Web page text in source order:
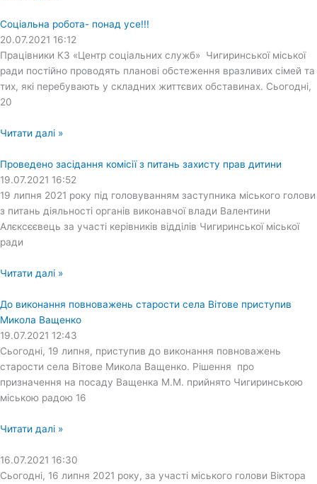
Соціальна робота- понад усе!!!
20.07.2021 16:12
Працівники КЗ «Центр соціальних служб» Чигиринської міської
ради постійно проводять планові обстеження вразливих сімей та
тих, які перебувають у складних життєвих обставинах. Сьогодні,
20
Читати далі »
Проведено засідання комісії з питань захисту прав дитини
19.07.2021 16:52
19 липня 2021 року під головуванням заступника міського голови
з питань діяльності органів виконавчої влади Валентини
Алєксєєвець за участі керівників відділів Чигиринської міської
ради
Читати далі »
До виконання повноважень старости села Вітове приступив
Микола Ващенко
19.07.2021 12:43
Сьогодні, 19 липня, приступив до виконання повноважень
старости села Вітове Микола Ващенко. Рішення про
призначення на посаду Ващенка М.М. прийнято Чигиринською
міською радою 16
Читати далі »
16.07.2021 16:30
Сьогодні, 16 липня 2021 року, за участі міського голови Віктора